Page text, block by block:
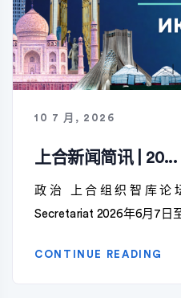
10 7 月, 2026
上合新闻简讯 | 20...
政治 上合组织智库论
Secretariat 2026年6月7日
CONTINUE READING